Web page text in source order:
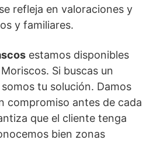
refleja en valoraciones y
y familiares.
estamos disponibles
Si buscas un
tu solución. Damos
compromiso antes de cada
que el cliente tenga
bien zonas